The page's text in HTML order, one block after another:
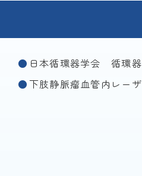
日本循環器学会 循環
下肢静脈瘤血管内レー